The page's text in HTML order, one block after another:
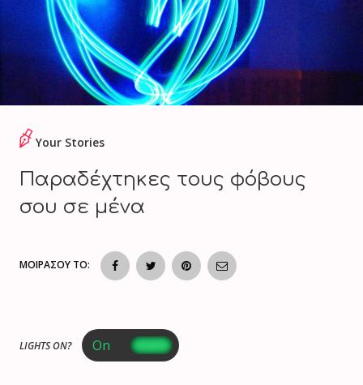
Your Stories
Παραδέχτηκες τους φόβους
σου σε μένα
ΜΟΙΡΑΣΟΥ ΤΟ:
LIGHTS ON?